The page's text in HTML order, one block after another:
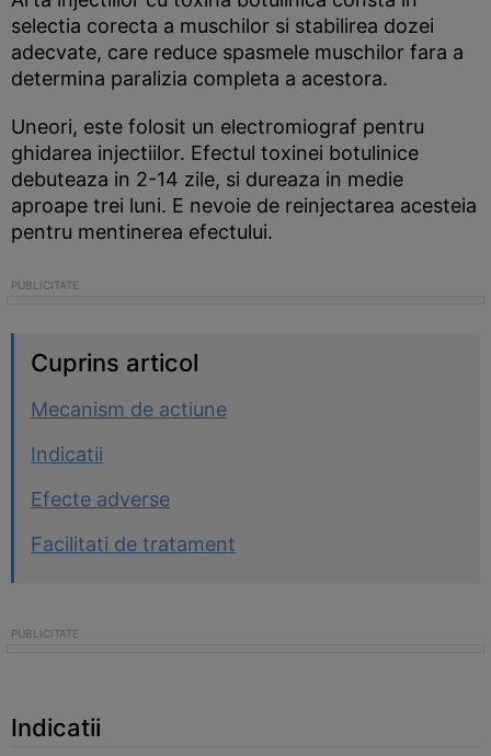
selectia corecta a muschilor si stabilirea dozei
adecvate, care reduce spasmele muschilor fara a
determina paralizia completa a acestora.
Uneori, este folosit un electromiograf pentru
ghidarea injectiilor. Efectul toxinei botulinice
debuteaza in 2-14 zile, si dureaza in medie
aproape trei luni. E nevoie de reinjectarea acesteia
pentru mentinerea efectului.
Cuprins articol
Mecanism de actiune
Indicatii
Efecte adverse
Facilitati de tratament
Indicatii